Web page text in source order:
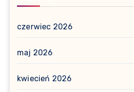
czerwiec 2026
maj 2026
kwiecień 2026